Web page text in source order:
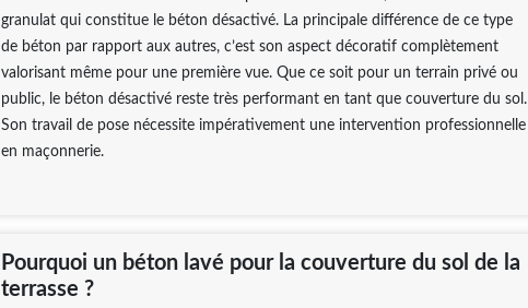
granulat qui constitue le béton désactivé. La principale différence de ce type
de béton par rapport aux autres, c’est son aspect décoratif complètement
valorisant même pour une première vue. Que ce soit pour un terrain privé ou
public, le béton désactivé reste très performant en tant que couverture du sol.
Son travail de pose nécessite impérativement une intervention professionnelle
en maçonnerie.
Pourquoi un béton lavé pour la couverture du sol de la
terrasse ?